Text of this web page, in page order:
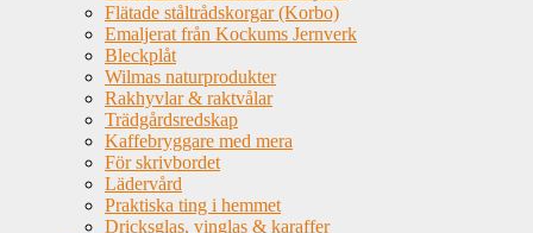
Flätade ståltrådskorgar (Korbo)
Emaljerat från Kockums Jernverk
Bleckplåt
Wilmas naturprodukter
Rakhyvlar & raktvålar
Trädgårdsredskap
Kaffebryggare med mera
För skrivbordet
Lädervård
Praktiska ting i hemmet
Dricksglas, vinglas & karaffer